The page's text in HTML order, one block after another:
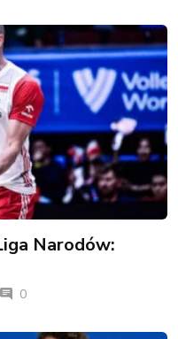
Narodów:
0